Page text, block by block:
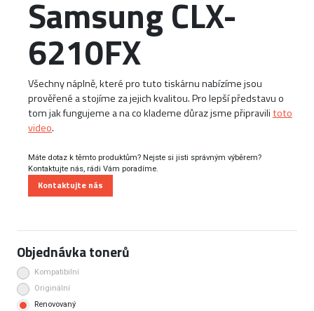
Samsung CLX-
6210FX
Všechny náplně, které pro tuto tiskárnu nabízíme jsou
prověřené a stojíme za jejich kvalitou. Pro lepší představu o
tom jak fungujeme a na co klademe důraz jsme připravilitoto
video.
Máte dotaz k těmto produktům? Nejste si jisti správným výběrem?
Kontaktujte nás, rádi Vám poradíme.
Kontaktujte nás
Objednávka tonerů
Kompatibilní
Originální
Renovovaný